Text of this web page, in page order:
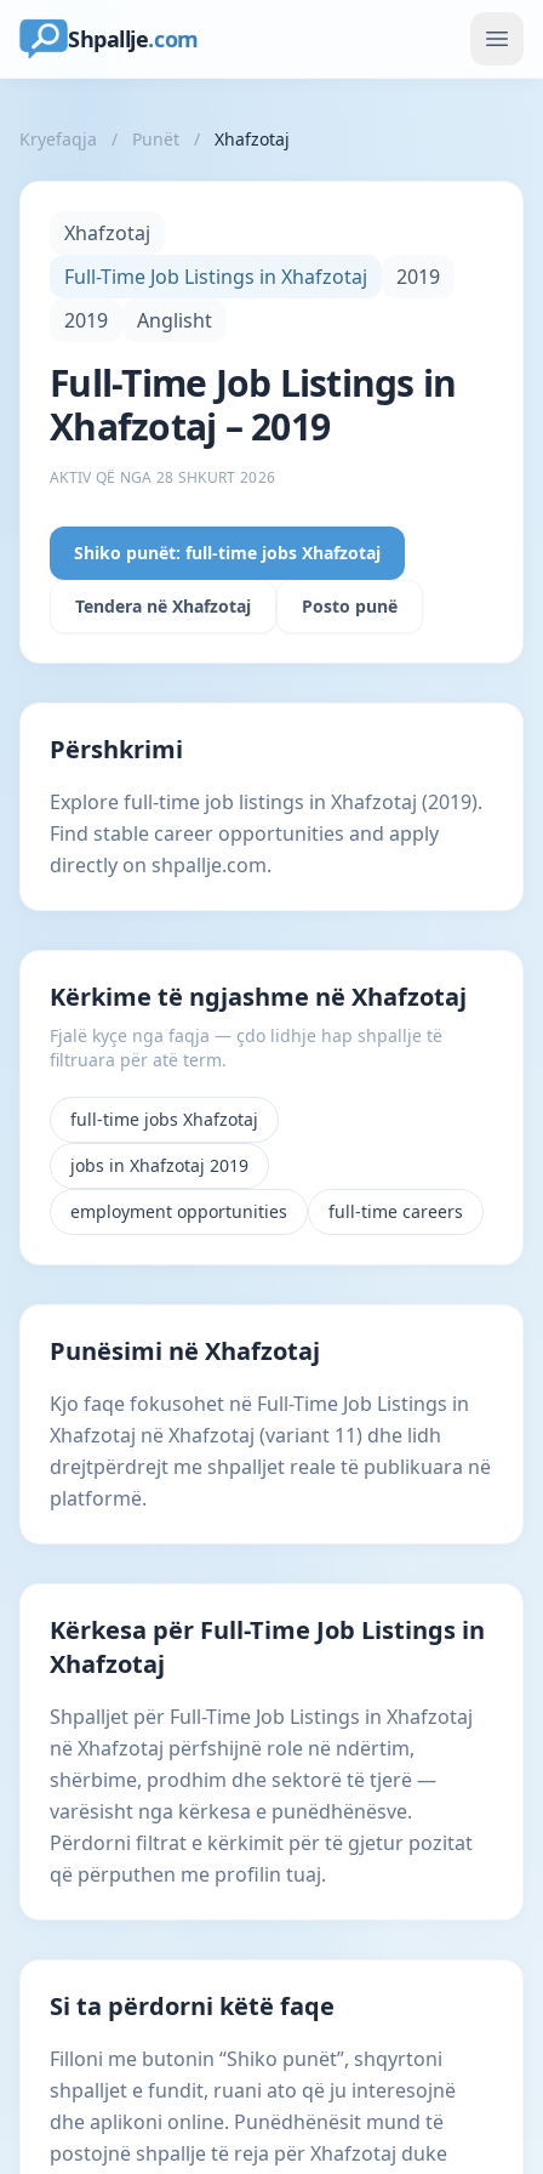
Shpallje.com
Kryefaqja / Punët / Xhafzotaj
Xhafzotaj
Full-Time Job Listings in Xhafzotaj
2019
2019
Anglisht
Full-Time Job Listings in
Xhafzotaj – 2019
AKTIV QË NGA 28 SHKURT 2026
Shiko punët: full-time jobs Xhafzotaj
Tendera në Xhafzotaj Posto punë
Përshkrimi
Explore full-time job listings in Xhafzotaj (2019).
Find stable career opportunities and apply
directly on shpallje.com.
Kërkime të ngjashme në Xhafzotaj
Fjalë kyçe nga faqja — çdo lidhje hap shpallje të
filtruara për atë term.
full-time jobs Xhafzotaj
jobs in Xhafzotaj 2019
employment opportunities
full-time careers
Punësimi në Xhafzotaj
Kjo faqe fokusohet në Full-Time Job Listings in
Xhafzotaj në Xhafzotaj (variant 11) dhe lidh
drejtpërdrejt me shpalljet reale të publikuara në
platformë.
Kërkesa për Full-Time Job Listings in
Xhafzotaj
Shpalljet për Full-Time Job Listings in Xhafzotaj
në Xhafzotaj përfshijnë role në ndërtim,
shërbime, prodhim dhe sektorë të tjerë —
varësisht nga kërkesa e punëdhënësve.
Përdorni filtrat e kërkimit për të gjetur pozitat
që përputhen me profilin tuaj.
Si ta përdorni këtë faqe
Filloni me butonin “Shiko punët”, shqyrtoni
shpalljet e fundit, ruani ato që ju interesojnë
dhe aplikoni online. Punëdhënësit mund të
postojnë shpallje të reja për Xhafzotaj duke